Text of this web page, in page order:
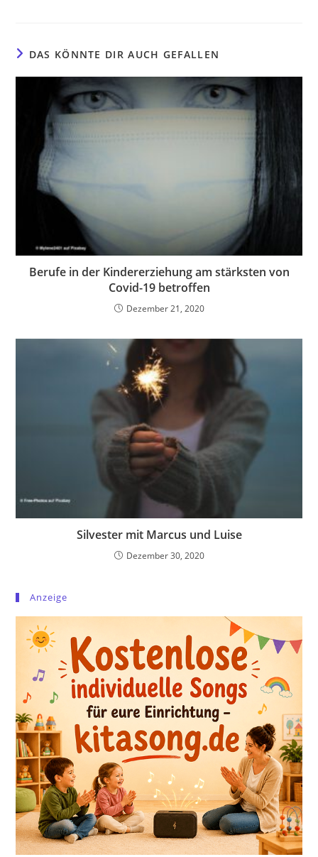
DAS KÖNNTE DIR AUCH GEFALLEN
Berufe in der Kindererziehung am stärksten von
Covid-19 betroffen
Dezember 21, 2020
Silvester mit Marcus und Luise
Dezember 30, 2020
Anzeige